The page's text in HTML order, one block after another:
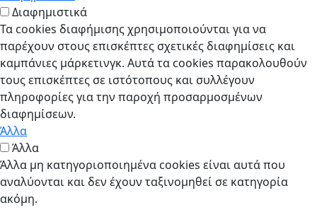
Διαφημιστικά
Τα cookies διαφήμισης χρησιμοποιούνται για να
παρέχουν στους επισκέπτες σχετικές διαφημίσεις και
καμπάνιες μάρκετινγκ. Αυτά τα cookies παρακολουθούν
τους επισκέπτες σε ιστότοπους και συλλέγουν
πληροφορίες για την παροχή προσαρμοσμένων
διαφημίσεων.
Άλλα
Άλλα
Άλλα μη κατηγοριοποιημένα cookies είναι αυτά που
αναλύονται και δεν έχουν ταξινομηθεί σε κατηγορία
ακόμη.